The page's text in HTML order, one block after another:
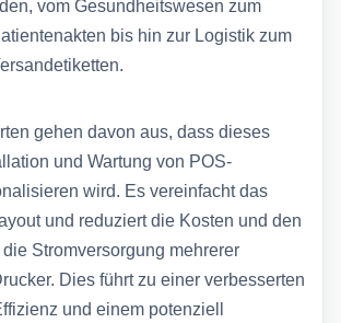
vom Gesundheitswesen zum
bis hin zur Logistik zum
gehen davon aus, dass dieses
und Wartung von POS-
wird. Es vereinfacht das
und reduziert die Kosten und den
Stromversorgung mehrerer
Dies führt zu einer verbesserten
und einem potenziell